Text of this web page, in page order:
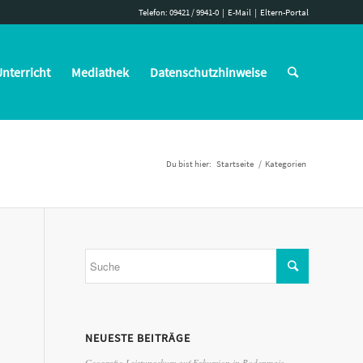
Telefon: 09421 / 9941-0 | E-Mail | Eltern-Portal
Mediathek Datenschutzhinweise
Du bist hier: Startseite / Kategorien
NEUESTE BEITRÄGE